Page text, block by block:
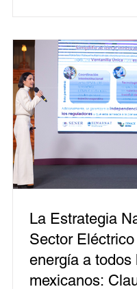
La Estrategia
Sector
energía a todos
mexicanos: